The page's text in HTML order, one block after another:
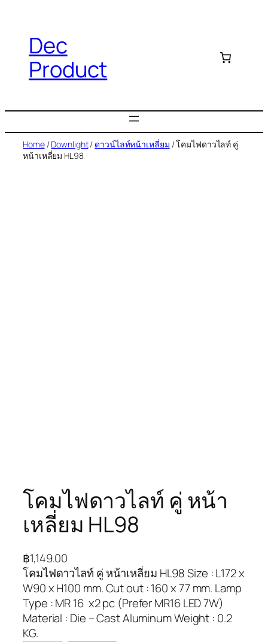
Dec
Product
Home/Downlight/ ดาวน์ไลท์หน้าเหลี่ยม / โคมไฟดาวไลท์ คู่
หน้าเหลี่ยม HL98
โคมไฟดาวไลท์ คู่ หน้า
เหลี่ยม HL98
฿1,149.00
โคมไฟดาวไลท์ คู่ หน้าเหลี่ยม HL98 Size : L172 x
W90 x H100 mm. Cut out : 160 x 77 mm. Lamp
Type : MR 16 x2 pc (Prefer MR16 LED 7W)
Material : Die – Cast Aluminum Weight : 0.2
KG.